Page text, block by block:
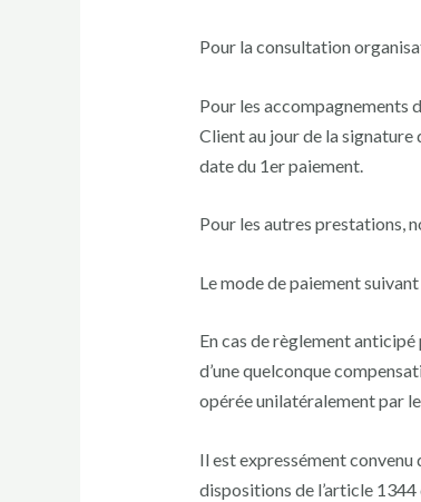
Pour la consultation
Pour les accompagnements
Client au jour de la
date du 1er paiement.
Pour les autres prestations,
Le mode de paiement
En cas de règlement
d’une quelconque
opérée unilatéralement par
Il est expressément
dispositions de l’article 1344